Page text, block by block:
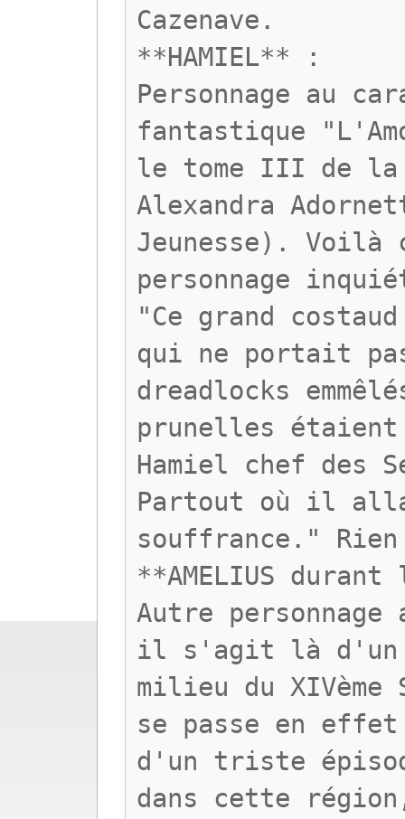
Cazenave.
**HAMIEL** :
Personnage au
fantastique
le tome III de la
Alexandra
Jeunesse). Voilà
personnage
"Ce grand
qui ne portait
dreadlocks
prunelles
Hamiel chef des
Partout où il
souffrance."
**AMELIUS
Autre personnage
il s'agit là d'un
milieu du
se passe en effet
d'un triste
dans cette